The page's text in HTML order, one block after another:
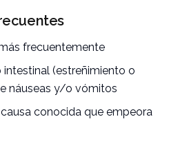
frecuentemente
(estreñimiento o
náuseas y/o vómitos
conocida que empeora